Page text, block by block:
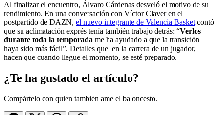
Al finalizar el encuentro, Álvaro Cárdenas desveló el motivo de su
rendimiento. En una conversación con Víctor Claver en el
postpartido de DAZN, el nuevo integrante de Valencia Basketcontó
que su aclimatación exprés tenía también trabajo detrás: “Verlos
durante toda la temporada me ha ayudado a que la transición
haya sido más fácil”. Detalles que, en la carrera de un jugador,
hacen que cuando llegue el momento, se esté preparado.
¿Te ha gustado el artículo?
Compártelo con quien también ame el baloncesto.